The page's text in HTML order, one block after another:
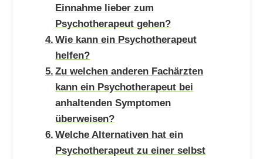
Einnahme lieber zum
Psychotherapeut gehen?
Wie kann ein Psychotherapeut
helfen?
Zu welchen anderen Fachärzten
kann ein Psychotherapeut bei
anhaltenden Symptomen
überweisen?
Welche Alternativen hat ein
Psychotherapeut zu einer selbst